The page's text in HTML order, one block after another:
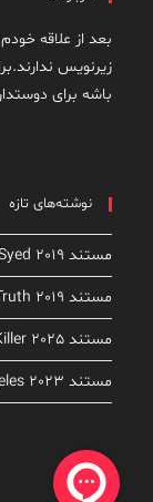
بعد از علاقه
زیرنویس
باشه برای
نوشته‌های تازه
مستند The Case Against Adnan Syed 2019
مستند Dirty John: The Dirty Truth 2019
مستند From Rock Star to Killer 2025
مستند The Real Murders of Los Angeles 2023